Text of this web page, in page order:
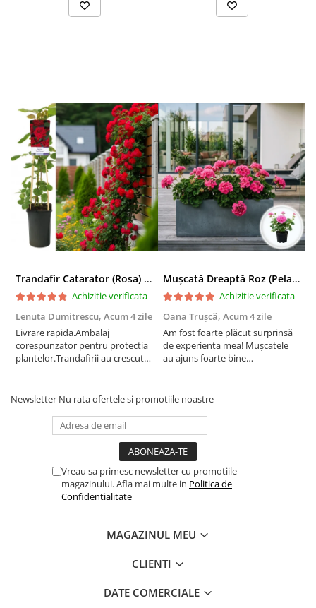
Trandafir Catarator (Rosa) Red Climber - 75cm
Achizitie verificata
Lenuta Dumitrescu, Acum 4 zile
Livrare rapida.Ambalaj
corespunzator pentru protectia
plantelor.Trandafirii au crescut
Mușcată Dreaptă Roz (Pelargonium Zonale)
Achizitie verificata
Oana Trușcă, Acum 4 zile
Am fost foarte plăcut surprinsă
de experiența mea! Mușcatele
au ajuns foarte bine
transportului. Se vede că au fost
Newsletter Nu rata ofertele si promotiile noastre
Vreau sa primesc newsletter cu promotiile
magazinului. Afla mai multe in Politica de
Confidentialitate
MAGAZINUL MEU
CLIENTI
DATE COMERCIALE